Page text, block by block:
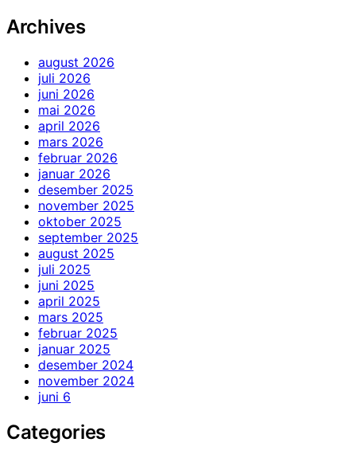
Archives
august 2026
juli 2026
juni 2026
mai 2026
april 2026
mars 2026
februar 2026
januar 2026
desember 2025
november 2025
oktober 2025
september 2025
august 2025
juli 2025
juni 2025
april 2025
mars 2025
februar 2025
januar 2025
desember 2024
november 2024
juni 6
Categories